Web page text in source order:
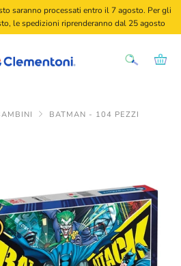
saranno processati entro il 7 agosto. Per gli
le spedizioni riprenderanno dal 25 agosto
BATMAN - 104 PEZZI